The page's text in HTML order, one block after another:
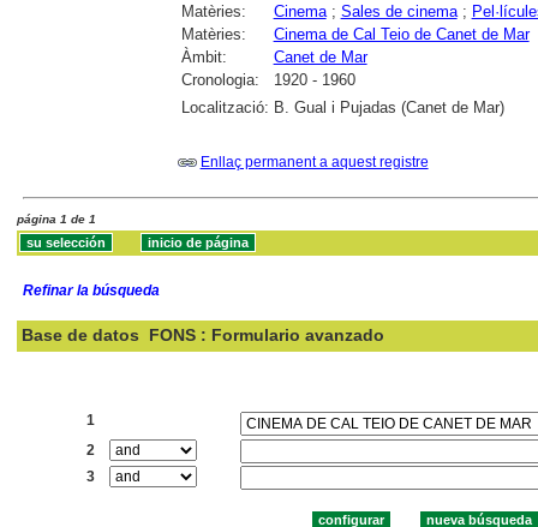
Matèries: Cinema; Sales de cinema;
Matèries:
Cinema de Cal Teio de Canet de Mar
Àmbit:
Canet de Mar
Cronologia:
1920 - 1960
Localització: B. Gual i Pujadas (Canet de Mar)
Enllaç permanent a aquest registre
página 1 de 1
Refinar la búsqueda
Base de datos FONS : Formulario avanzado
1
2
3